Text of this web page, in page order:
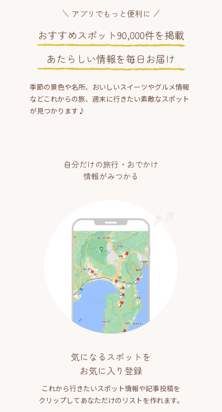
アプリでもっと便利に
おすすめスポット90,000件を掲載
あたらしい情報を毎日お届け
季節の景色や名所、おいしいスイーツやグルメ情報
などこれからの旅、週末に行きたい素敵なスポット
が見つかります♪
自分だけの旅行・おでかけ
情報がみつかる
気になるスポットを
お気に入り登録
これから行きたいスポット情報や記事投稿を
クリップしてあなただけのリストを作れます。